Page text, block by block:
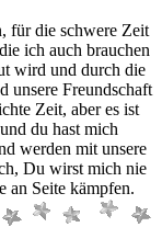
für die schwere Zeit
ich auch brauchen
wird und durch die
unsere Freundschaft
Zeit, aber es ist
du hast mich
werden mit unsere
Du wirst mich nie
an Seite kämpfen.